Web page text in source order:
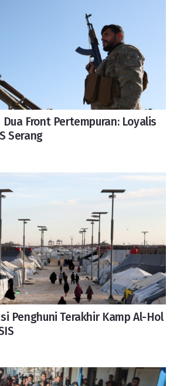
Front Pertempuran: Loyalis
Serang
Penghuni Terakhir Kamp Al-Hol